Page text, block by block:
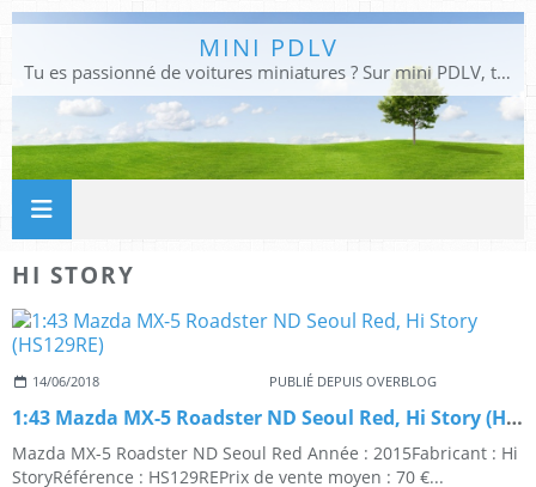
MINI PDLV
Tu es passionné de voitures miniatures ? Sur mini PDLV, tu trouveras les meilleurs bons plans pour acheter des voitures au 1:43, 1:18 ou 1:24. Tu pourras aussi découvrir des modèles de collection sous tous leurs angles. Pour ne rien louper de l'actualité des voitures miniatures, rejoins-nous !
HI STORY
14/06/2018 PUBLIÉ DEPUIS OVERBLOG
1:43 Mazda MX-5 Roadster ND Seoul Red, Hi Story (HS129RE)
Mazda MX-5 Roadster ND Seoul Red Année : 2015Fabricant : Hi
StoryRéférence : HS129REPrix de vente moyen : 70 €...